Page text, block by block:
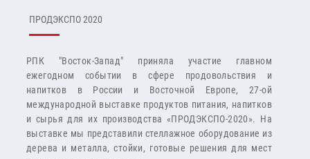
ПРОДЭКСПО 2020
РПК "Восток-Запад" приняла участие главном
ежегодном событии в сфере продовольствия и
напитков в России и Восточной Европе, 27-ой
международной выставке продуктов питания, напитков
и сырья для их производства «ПРОДЭКСПО-2020». На
выставке мы представили стеллажное оборудование из
дерева и металла, стойки, готовые решения для мест